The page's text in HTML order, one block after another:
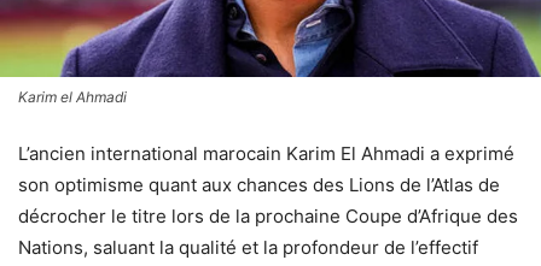
Karim el Ahmadi
L’ancien international marocain Karim El Ahmadi a exprimé
son optimisme quant aux chances des Lions de l’Atlas de
décrocher le titre lors de la prochaine Coupe d’Afrique des
Nations, saluant la qualité et la profondeur de l’effectif